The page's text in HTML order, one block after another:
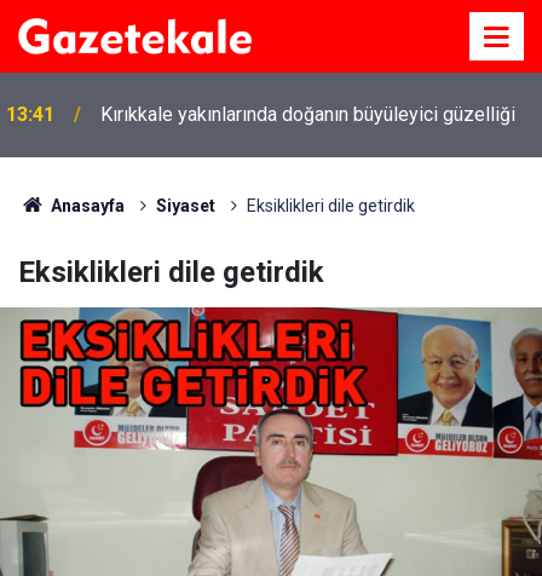
13:41 Kırıkkale yakınlarında doğanın büyüleyici güzelliği
Anasayfa Siyaset Eksiklikleri dile getirdik
Eksiklikleri dile getirdik